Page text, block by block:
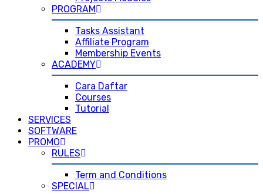
PROGRAM
Tasks Assistant
Affiliate Program
Membership Events
ACADEMY
Cara Daftar
Courses
Tutorial
SERVICES
SOFTWARE
PROMO
RULES
Term and Conditions
SPECIAL